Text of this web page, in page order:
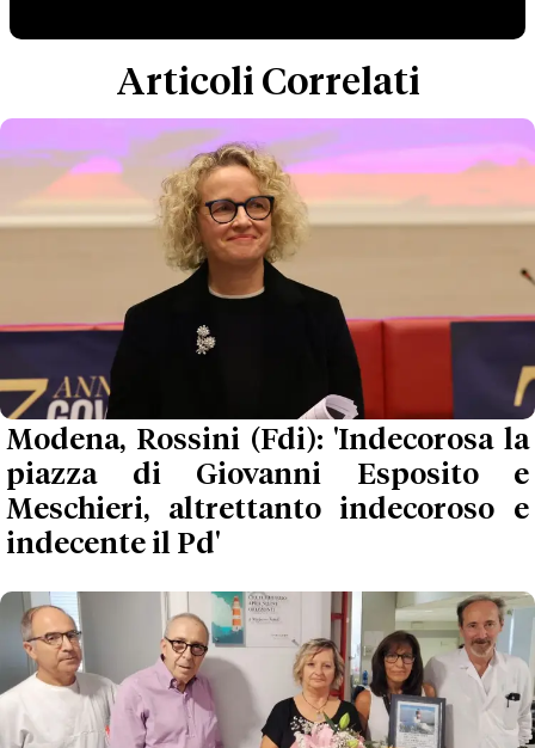
Articoli Correlati
Modena, Rossini (Fdi): 'Indecorosa la
piazza di Giovanni Esposito e
Meschieri, altrettanto indecoroso e
indecente il Pd'